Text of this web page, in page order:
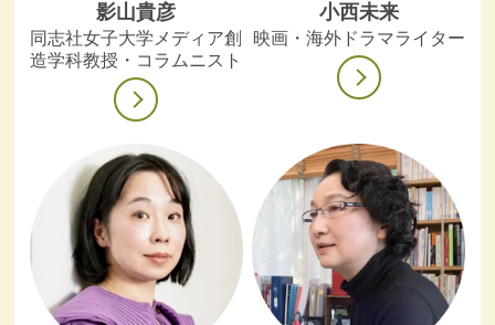
影山貴彦
同志社女子大学メディア創
造学科教授・コラムニスト
小西未来
映画・海外ドラマライター